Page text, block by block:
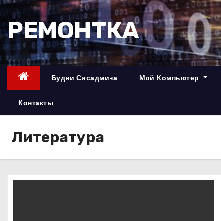
П
р
е
й
с
е
РЕМОНТКА
Будни Сисадмина Мой Компьютер
Контакты
Литература